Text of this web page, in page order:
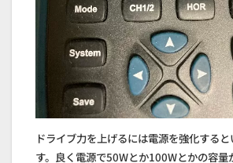
ドライブ力を上げるには電源を強化する
す。良く電源で50Wとか100Wとかの容量